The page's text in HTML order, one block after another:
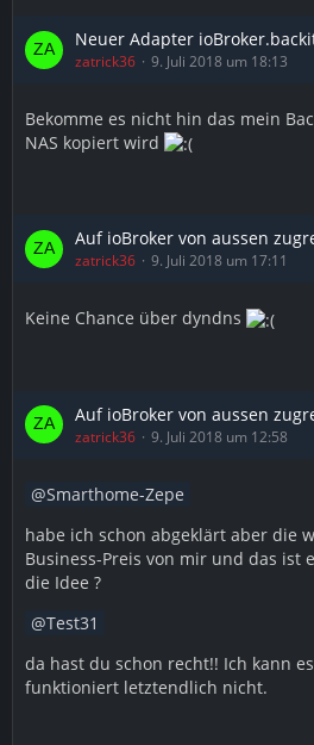
Neuer Adapter
zatrick36 9. Juli 2018 um 18:13
Bekomme es nicht hin das mein
NAS kopiert wird
Auf ioBroker von aussen
zatrick36 9. Juli 2018 um 17:11
Keine Chance über dyndns
Auf ioBroker von aussen
zatrick36 9. Juli 2018 um 12:58
Smarthome-Zepe
habe ich schon abgeklärt aber die
Business-Preis von mir und das ist
die Idee ?
Test31
da hast du schon recht!! Ich kann
funktioniert letztendlich nicht.